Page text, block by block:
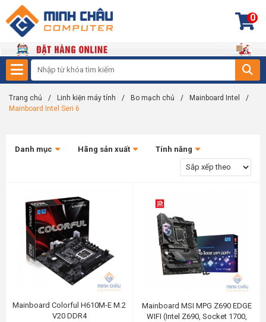
0
Trang chủ / Linh kiện máy tính / Bo mạch chủ / Mainboard Intel
/
Mainboard Intel Seri 6
Danh mục Hãng sản xuất Tính năng
Mainboard Colorful H610M-E M.2
V20 DDR4
Mainboard MSI MPG Z690 EDGE
WIFI (Intel Z690, Socket 1700,